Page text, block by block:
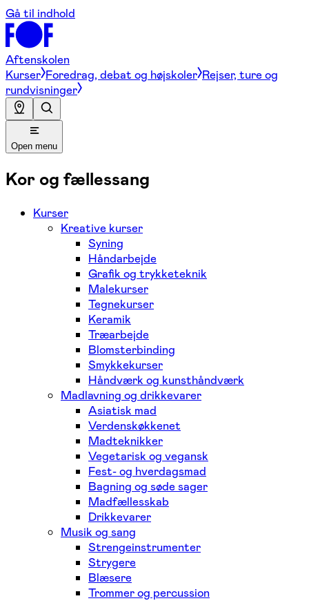
Gå til indhold
Aftenskolen
Kurser Foredrag, debat og højskoler Rejser, ture og
rundvisninger
Open menu
Kor og fællessang
Kurser
Kreative kurser
Syning
Håndarbejde
Grafik og trykketeknik
Malekurser
Tegnekurser
Keramik
Træarbejde
Blomsterbinding
Smykkekurser
Håndværk og kunsthåndværk
Madlavning og drikkevarer
Asiatisk mad
Verdenskøkkenet
Madteknikker
Vegetarisk og vegansk
Fest- og hverdagsmad
Bagning og søde sager
Madfællesskab
Drikkevarer
Musik og sang
Strengeinstrumenter
Strygere
Blæsere
Trommer og percussion